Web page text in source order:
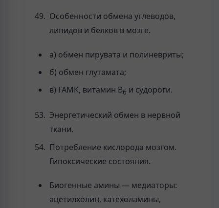
Особенности обмена углеводов,
липидов и белков в мозге.
а) обмен пирувата и полиневриты;
б) обмен глутамата;
в) ГАМК, витамин В6 и судороги.
Энергетический обмен в нервной
ткани.
Потребление кислорода мозгом.
Гипоксические состояния.
Биогенные амины — медиаторы:
ацетилхолин, катехоламины,